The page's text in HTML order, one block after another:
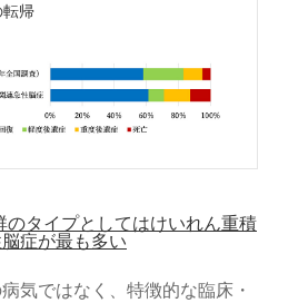
転帰
のタイプとしてはけいれん重積
症が最も多い
気ではなく、特徴的な臨床・